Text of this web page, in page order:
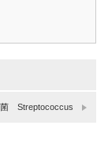
菌 Streptococcus